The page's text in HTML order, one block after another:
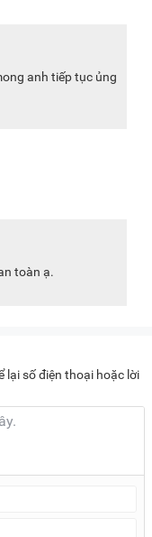
anh tiếp tục ủng
toàn ạ.
lại số điện thoại hoặc lời